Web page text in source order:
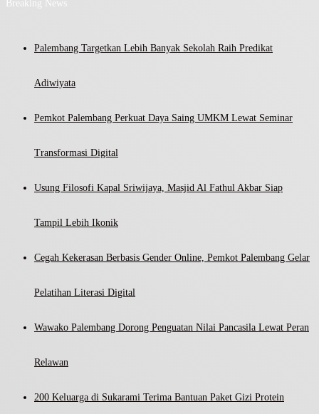
Breaking News
Palembang Targetkan Lebih Banyak Sekolah Raih Predikat
Adiwiyata
Pemkot Palembang Perkuat Daya Saing UMKM Lewat Seminar
Transformasi Digital
Usung Filosofi Kapal Sriwijaya, Masjid Al Fathul Akbar Siap
Tampil Lebih Ikonik
Cegah Kekerasan Berbasis Gender Online, Pemkot Palembang Gelar
Pelatihan Literasi Digital
Wawako Palembang Dorong Penguatan Nilai Pancasila Lewat Peran
Relawan
200 Keluarga di Sukarami Terima Bantuan Paket Gizi Protein